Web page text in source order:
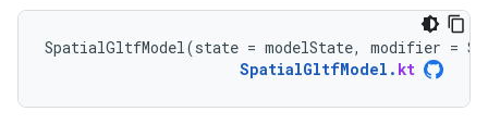
SpatialGltfModel (state = modelState, modifier =
SpatialGltfModel . kt